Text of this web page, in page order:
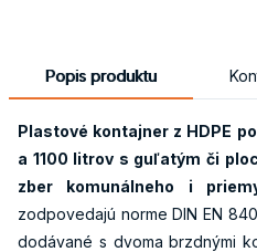
Popis produktu
Plastové kontajner z HDPE
a 1100 litrov s guľatým či
zber komunálneho i
zodpovedajú norme DIN EN
dodávané s dvoma brzdnými